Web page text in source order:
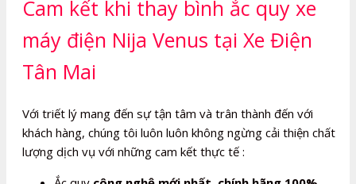
Cam kết khi thay bình ắc quy xe
máy điện Nija Venus tại Xe Điện
Tân Mai
Với triết lý mang đến sự tận tâm và trân thành đến với
khách hàng, chúng tôi luôn luôn không ngừng cải thiện chất
lượng dịch vụ với những cam kết thực tế :